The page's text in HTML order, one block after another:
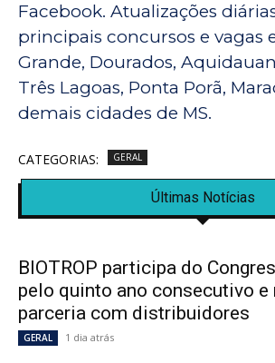
Facebook. Atualizações
principais concursos e vagas
Grande, Dourados,
Três Lagoas, Ponta Porã,
demais cidades de MS.
CATEGORIAS: GERAL
Últimas Notícias
BIOTROP participa do
pelo quinto ano consecutivo e
parceria com distribuidores
GERAL 1 dia atrás